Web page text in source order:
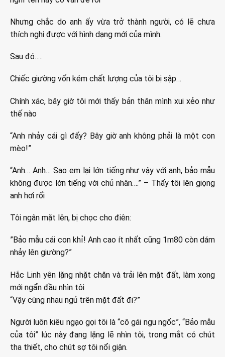
Nhưng chắc do anh ấy vừa trở thành người, có lẽ chưa
thích nghi được với hình dạng mới của mình.
Sau đó…..
Chiếc giường vốn kém chất lượng của tôi bị sập…
Chính xác, bây giờ tôi mới thấy bản thân mình xui xẻo như
thế nào
“Anh nhảy cái gì đấy? Bây giờ anh không phải là một con
mèo!”
“Anh… Anh… Sao em lại lớn tiếng như vậy với anh, bảo mẫu
không được lớn tiếng với chủ nhân….” – Thấy tôi lên giọng
anh hơi rối
Tôi ngân mặt lên, bị chọc cho điên:
”Bảo mẫu cái con khỉ! Anh cao ít nhất cũng 1m80 còn dám
nhảy lên giường?”
Hắc Linh yên lặng nhặt chăn và trải lên mặt đất, làm xong
mới ngẩn đầu nhìn tôi
“Vậy cùng nhau ngủ trên mặt đất đi?”
Người luôn kiêu ngạo gọi tôi là “cô gái ngu ngốc”, “Bảo mẫu
của tôi” lúc này đang lặng lẽ nhìn tôi, trong mắt có chút
tha thiết, cho chút sợ tôi nổi giận.